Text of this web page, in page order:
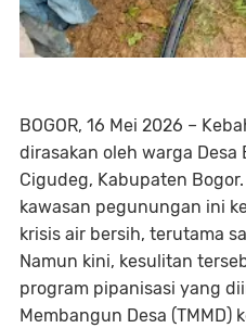
BOGOR, 16 Mei 2026 –
dirasakan oleh warga Desa
Cigudeg, Kabupaten
kawasan pegunungan ini
krisis air bersih, terutama
Namun kini, kesulitan
program pipanisasi yang
Membangun Desa (TMMD)